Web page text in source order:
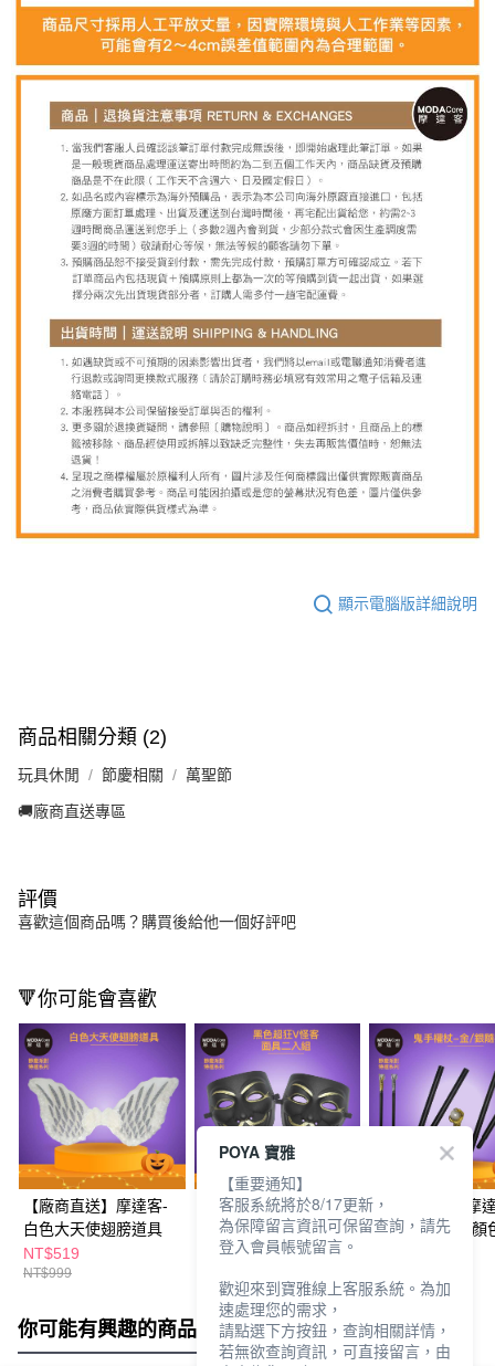
顯示電腦版詳細說明
商品相關分類 (2)
玩具休閒 節慶相關 萬聖節
🚚廠商直送專區
評價
喜歡這個商品嗎？購買後給他一個好評吧
🔻你可能會喜歡
【廠商直送】摩達客-
白色大天使翅膀道具
NT$519
NT$999
【廠商直送】摩達客-
黑色超狂V怪客面具-2
NT$479
【廠商直送】摩
造型鬼手權杖-顏
你可能有興趣的商品 全站排行
POYA 寶雅
【重要通知】
客服系統將於8/17更新，
為保障留言資訊可保留查詢，請先
登入會員帳號留言。
歡迎來到寶雅線上客服系統。為加
速處理您的需求，
請點選下方按鈕，查詢相關詳情，
若無欲查詢資訊，可直接留言，由